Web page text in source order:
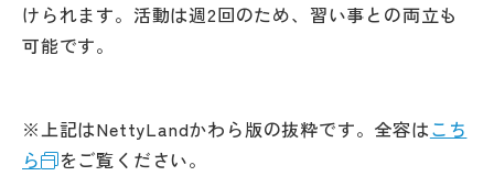
けられます。活動は週2回のため、習い事との両立も
可能です。
※上記はNettyLandかわら版の抜粋です。全容はこち
ら
をご覧ください。